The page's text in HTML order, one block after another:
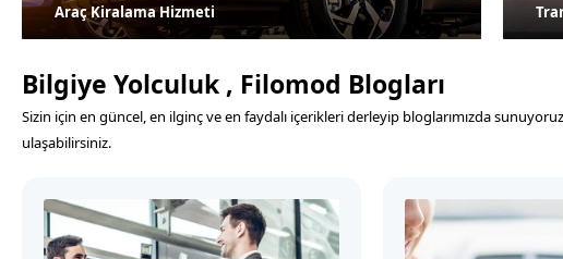
Araç Kiralama Hizmeti
Bilgiye Yolculuk , Filomod Blogları
Sizin için en güncel, en ilginç ve en faydalı içerikleri derleyip bloglarımızda
ulaşabilirsiniz.